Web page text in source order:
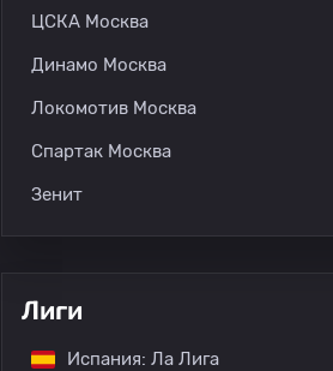
ЦСКА Москва
Динамо Москва
Локомотив Москва
Спартак Москва
Зенит
Лиги
Испания: Ла Лига